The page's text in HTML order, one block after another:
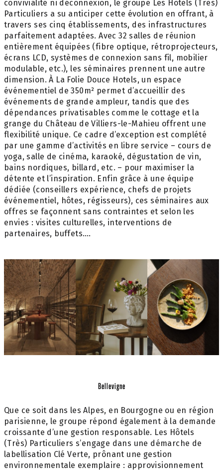
convivialité ni déconnexion, le groupe Les Hôtels (Très)
Particuliers a su anticiper cette évolution en offrant, à
travers ses cinq établissements, des infrastructures
parfaitement adaptées. Avec 32 salles de réunion
entièrement équipées (fibre optique, rétroprojecteurs,
écrans LCD, systèmes de connexion sans fil, mobilier
modulable, etc.), les séminaires prennent une autre
dimension. À La Folie Douce Hotels, un espace
événementiel de 350m² permet d’accueillir des
événements de grande ampleur, tandis que des
dépendances privatisables comme le cottage et la
grange du Château de Villiers-le-Mahieu offrent une
flexibilité unique. Ce cadre d’exception est complété
par une gamme d’activités en libre service – cours de
yoga, salle de cinéma, karaoké, dégustation de vin,
bains nordiques, billard, etc. – pour maximiser la
détente et l’inspiration. Enfin grâce à une équipe
dédiée (conseillers expérience, chefs de projets
événementiel, hôtes, régisseurs), ces séminaires aux
offres se façonnent sans contraintes et selon les
envies : visites culturelles, interventions de
partenaires, buffets….
Bellevigne
Que ce soit dans les Alpes, en Bourgogne ou en région
parisienne, le groupe répond également à la demande
croissante d’une gestion responsable. Les Hôtels
(Très) Particuliers s’engage dans une démarche de
labellisation Clé Verte, prônant une gestion
environnementale exemplaire : approvisionnement